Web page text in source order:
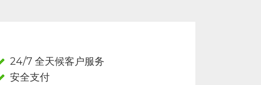
24/7 全天候客户服务
安全支付